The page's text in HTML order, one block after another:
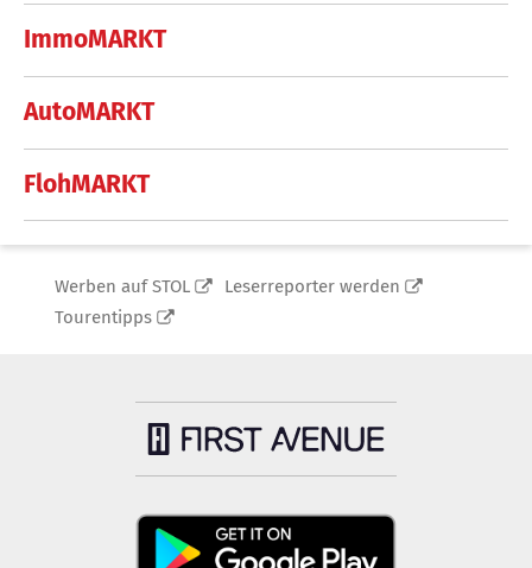
ImmoMARKT
AutoMARKT
FlohMARKT
Werben auf STOL
Leserreporter werden
Tourentipps